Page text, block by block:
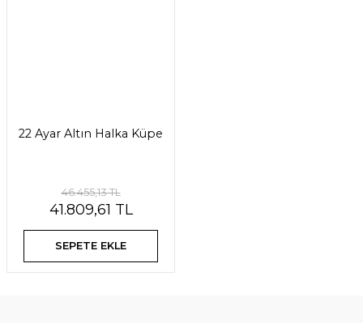
22 Ayar Altın Halka Küpe
46.455,13 TL
41.809,61 TL
SEPETE EKLE